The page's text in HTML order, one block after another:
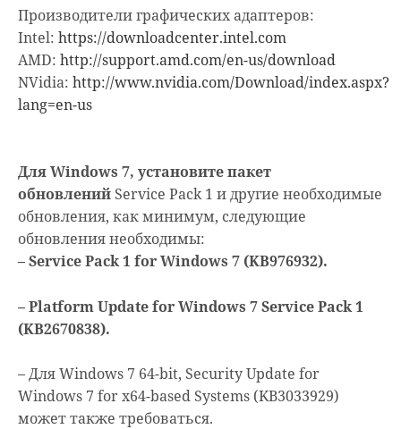
Производители графических адаптеров:
Intel: https://downloadcenter.intel.com
AMD: http://support.amd.com/en-us/download
NVidia: http://www.nvidia.com/Download/index.aspx?
lang=en-us
Для Windows 7, установите пакет
обновлений Service Pack 1 и другие необходимые
обновления, как минимум, следующие
обновления необходимы:
– Service Pack 1 for Windows 7 (KB976932).
– Platform Update for Windows 7 Service Pack 1
(KB2670838).
– Для Windows 7 64-bit, Security Update for
Windows 7 for x64-based Systems (KB3033929)
может также требоваться.